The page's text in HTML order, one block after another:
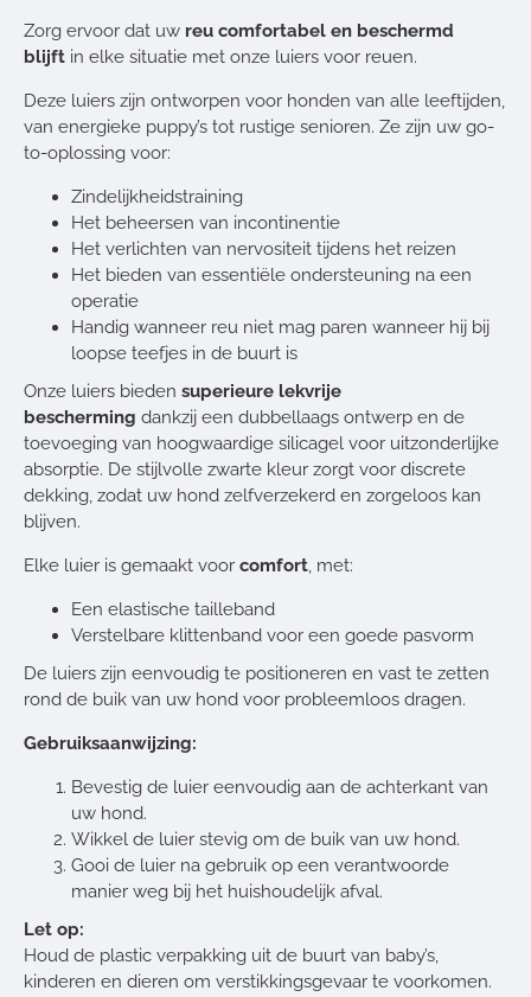
Zorg ervoor dat uw reu comfortabel en beschermd
blijft in elke situatie met onze luiers voor reuen.
Deze luiers zijn ontworpen voor honden van alle leeftijden,
van energieke puppy’s tot rustige senioren. Ze zijn uw go-
to-oplossing voor:
Zindelijkheidstraining
Het beheersen van incontinentie
Het verlichten van nervositeit tijdens het reizen
Het bieden van essentiële ondersteuning na een
operatie
Handig wanneer reu niet mag paren wanneer hij bij
loopse teefjes in de buurt is
Onze luiers bieden superieure lekvrije
bescherming dankzij een dubbellaags ontwerp en de
toevoeging van hoogwaardige silicagel voor uitzonderlijke
absorptie. De stijlvolle zwarte kleur zorgt voor discrete
dekking, zodat uw hond zelfverzekerd en zorgeloos kan
blijven.
Elke luier is gemaakt voor comfort, met:
Een elastische tailleband
Verstelbare klittenband voor een goede pasvorm
De luiers zijn eenvoudig te positioneren en vast te zetten
rond de buik van uw hond voor probleemloos dragen.
Gebruiksaanwijzing:
Bevestig de luier eenvoudig aan de achterkant van
uw hond.
Wikkel de luier stevig om de buik van uw hond.
Gooi de luier na gebruik op een verantwoorde
manier weg bij het huishoudelijk afval.
Let op:
Houd de plastic verpakking uit de buurt van baby’s,
kinderen en dieren om verstikkingsgevaar te voorkomen.